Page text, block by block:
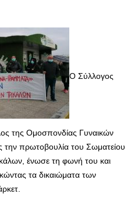
Ο Σύλλογος
της Ομοσπονδίας Γυναικών
την πρωτοβουλία του Σωματείου
ένωσε τη φωνή του και
τα δικαιώματα των